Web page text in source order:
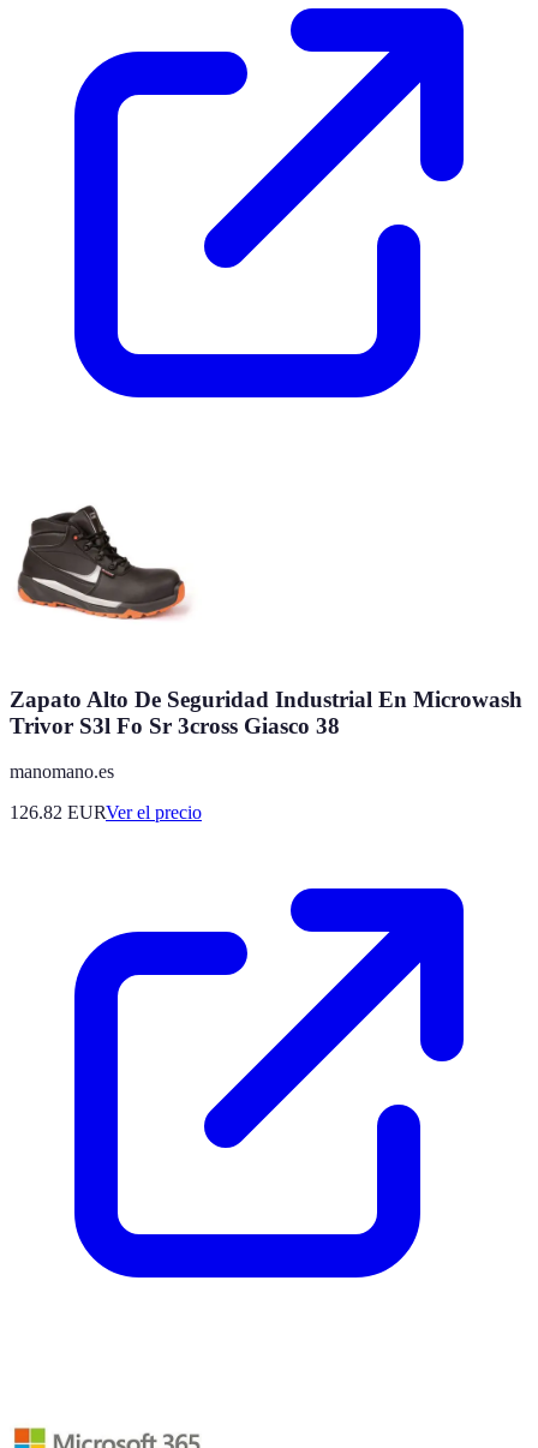
Zapato Alto De Seguridad Industrial En Microwash
Trivor S3l Fo Sr 3cross Giasco 38
manomano.es
126.82 EURVer el precio